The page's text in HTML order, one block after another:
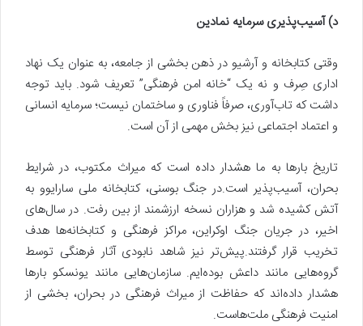
د)آسیب‌پذیری سرمایه نمادین
وقتی کتابخانه و آرشیو در ذهن بخشی از جامعه، به عنوان یک نهاد
اداری صِرف و نه یک “خانه امن فرهنگی” تعریف شود. باید توجه
داشت که تاب‌آوری، صرفاً فناوری و ساختمان نیست؛ سرمایه انسانی
و اعتماد اجتماعی نیز بخش مهمی از آن است.
تاریخ بارها به ما هشدار داده است که میراث مکتوب، در شرایط
بحران، آسیب‌پذیر است.در جنگ بوسنی، کتابخانه ملی سارایوو به
آتش کشیده شد و هزاران نسخه ارزشمند از بین رفت. در سال‌های
اخیر، در جریان جنگ اوکراین، مراکز فرهنگی و کتابخانه‌ها هدف
تخریب قرار گرفتند.پیش‌تر نیز شاهد نابودی آثار فرهنگی توسط
گروه‌هایی مانند داعش بوده‌ایم. سازمان‌هایی مانند یونسکو بارها
هشدار داده‌اند که حفاظت از میراث فرهنگی در بحران، بخشی از
امنیت فرهنگی ملت‌هاست.